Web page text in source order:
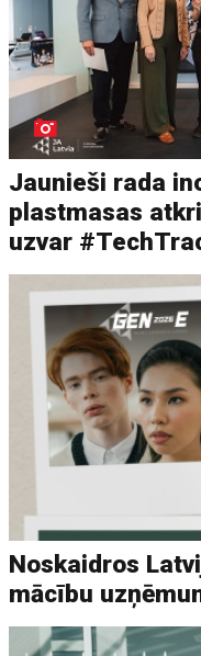
Jaunieši rada
plastmasas
uzvar
Noskaidros
mācību